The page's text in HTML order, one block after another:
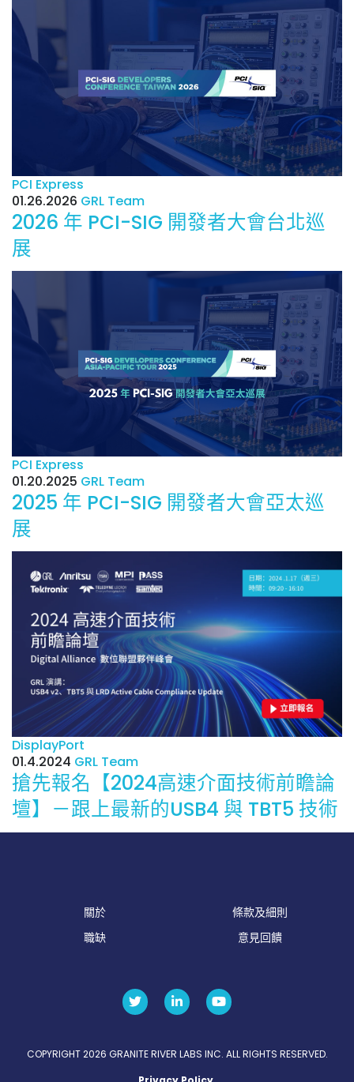
PCI Express
01.26.2026 GRL Team
2026 年 PCI-SIG 開發者大會台北巡
展
PCI Express
01.20.2025 GRL Team
2025 年 PCI-SIG 開發者大會亞太巡
展
DisplayPort
01.4.2024 GRL Team
搶先報名【2024高速介面技術前瞻論
壇】－跟上最新的USB4 與 TBT5 技術
關於
條款及細則
職缺
意見回饋
COPYRIGHT 2026 GRANITE RIVER LABS INC. ALL RIGHTS RESERVED.